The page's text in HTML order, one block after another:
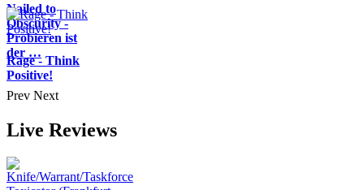
Nailed to
Obscurity -
Probieren ist
der …
Rage - Think
Positive!
Prev Next
Live Reviews